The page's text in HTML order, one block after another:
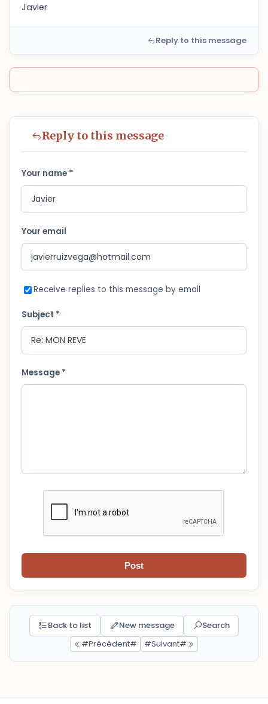
Javier
Reply to this message
Reply to this message
Your name *
Your email
Receive replies to this message by email
Subject *
Message *
Post
Back to list New message
Search
#Précédent#
#Suivant#